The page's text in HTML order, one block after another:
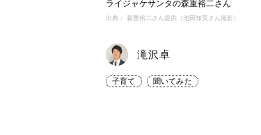
ライジャケサンタの森重裕二さん
出典： 森重裕二さん提供（池田知英さん撮影）
滝沢卓
子育て 聞いてみた